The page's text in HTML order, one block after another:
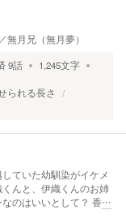
／無月兄（無月夢）
9話 1,245文字
られる長さ
ていた幼馴染がイケメ
んと、伊織くんのお姉
のはいいとして？ 香…